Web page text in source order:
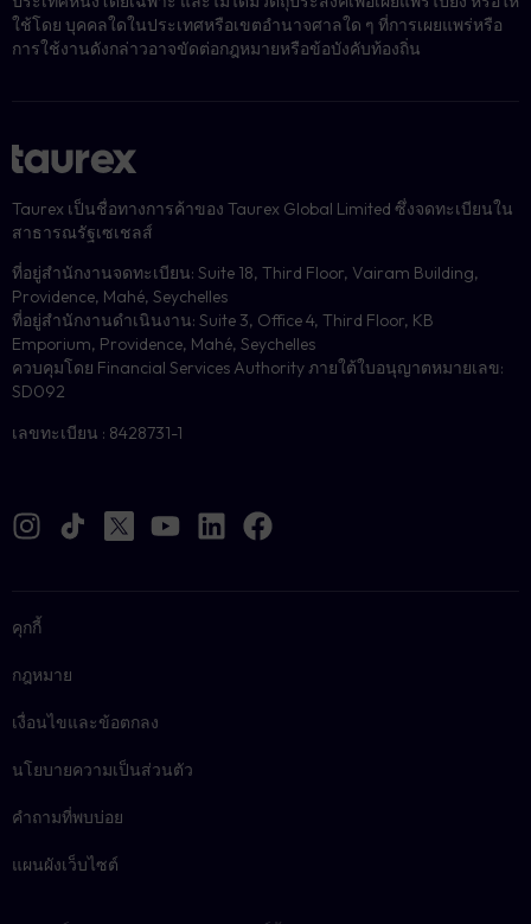
ใช้โดย บุคคลใดในประเทศหรือเขตอำนาจศาลใด ๆ ที่การเผยแพร่หรือ
การใช้งานดังกล่าวอาจขัดต่อกฎหมายหรือข้อบังคับท้องถิ่น
Taurex เป็นชื่อทางการค้าของ Taurex Global Limited ซึ่งจดทะเบียนใน
สาธารณรัฐเซเชลส์
ที่อยู่สำนักงานจดทะเบียน: Suite 18, Third Floor, Vairam Building,
Providence, Mahé, Seychelles
ที่อยู่สำนักงานดำเนินงาน: Suite 3, Office 4, Third Floor, KB
Emporium, Providence, Mahé, Seychelles
ควบคุมโดย Financial Services Authority ภายใต้ใบอนุญาตหมายเลข:
SD092
เลขทะเบียน : 8428731-1
คุกกี้
กฎหมาย
เงื่อนไขและข้อตกลง
นโยบายความเป็นส่วนตัว
คำถามที่พบบ่อย
แผนผังเว็บไซต์